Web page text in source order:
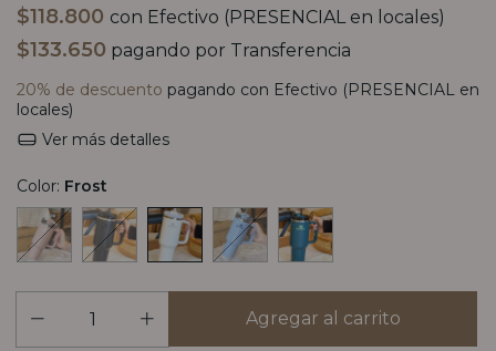
$118.800 con Efectivo (PRESENCIAL en locales)
$133.650 pagando por Transferencia
20% de descuento pagando con Efectivo (PRESENCIAL en
locales)
Ver más detalles
Color: Frost